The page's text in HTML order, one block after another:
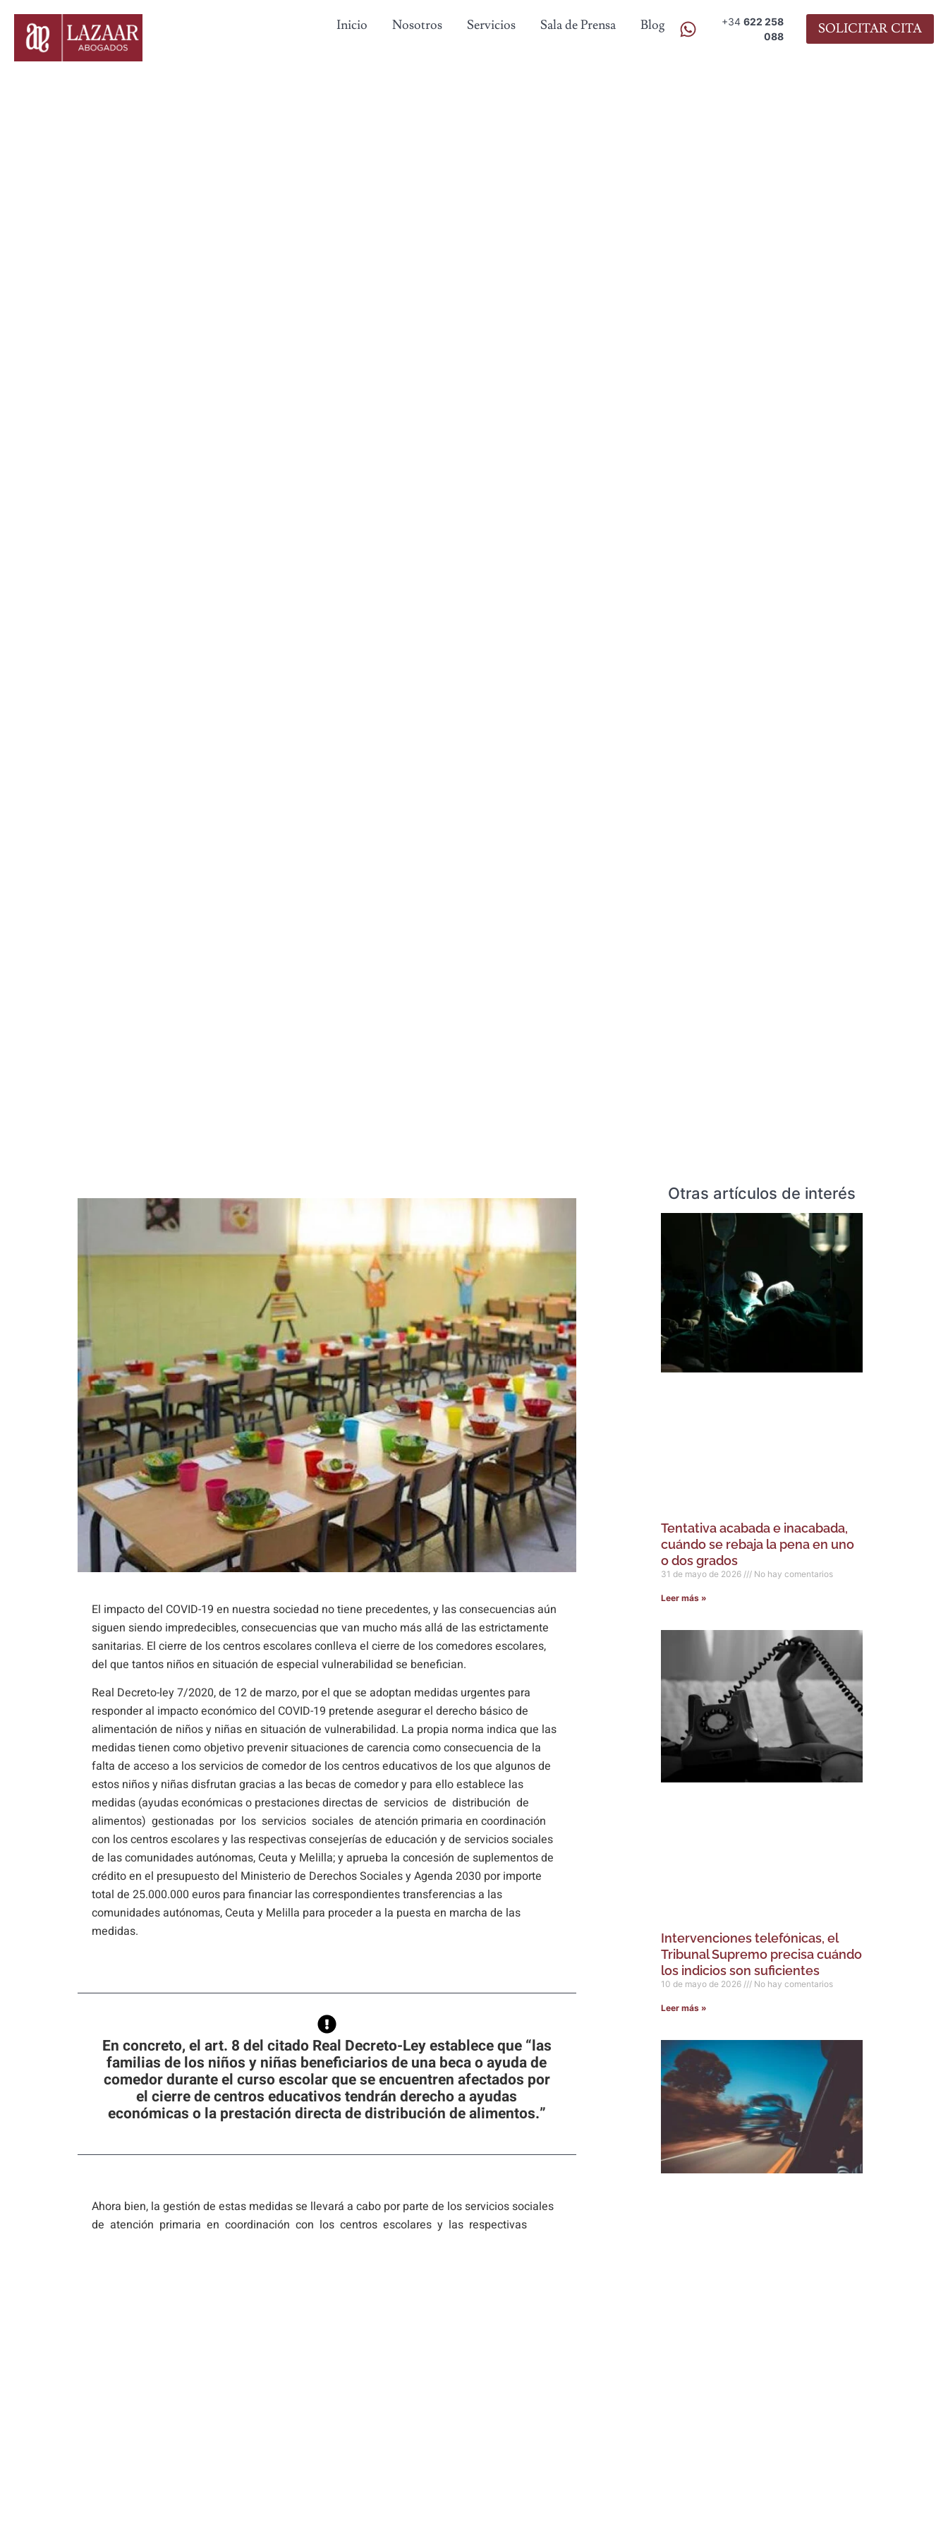
Inicio Nosotros Servicios Sala de Prensa Blog +34622 258
088
SOLICITAR CITA
El impacto del COVID-19 en nuestra sociedad no tiene precedentes, y las consecuencias aún
siguen siendo impredecibles, consecuencias que van mucho más allá de las estrictamente
sanitarias. El cierre de los centros escolares conlleva el cierre de los comedores escolares,
del que tantos niños en situación de especial vulnerabilidad se benefician.
Real Decreto-ley 7/2020, de 12 de marzo, por el que se adoptan medidas urgentes para
responder al impacto económico del COVID-19 pretende asegurar el derecho básico de
alimentación de niños y niñas en situación de vulnerabilidad. La propia norma indica que las
medidas tienen como objetivo prevenir situaciones de carencia como consecuencia de la
falta de acceso a los servicios de comedor de los centros educativos de los que algunos de
estos niños y niñas disfrutan gracias a las becas de comedor y para ello establece las
medidas (ayudas económicas o prestaciones directas de servicios de distribución de
alimentos) gestionadas por los servicios sociales de atención primaria en coordinación
con los centros escolares y las respectivas consejerías de educación y de servicios sociales
de las comunidades autónomas, Ceuta y Melilla; y aprueba la concesión de suplementos de
crédito en el presupuesto del Ministerio de Derechos Sociales y Agenda 2030 por importe
total de 25.000.000 euros para financiar las correspondientes transferencias a las
comunidades autónomas, Ceuta y Melilla para proceder a la puesta en marcha de las
medidas.
En concreto, el art. 8 del citado Real Decreto-Ley establece que “las
familias de los niños y niñas beneficiarios de una beca o ayuda de
comedor durante el curso escolar que se encuentren afectados por
el cierre de centros educativos tendrán derecho a ayudas
económicas o la prestación directa de distribución de alimentos.”
Ahora bien, la gestión de estas medidas se llevará a cabo por parte de los servicios sociales
de atención primaria en coordinación con los centros escolares y las respectivas
Otras artículos de interés
Tentativa acabada e inacabada,
cuándo se rebaja la pena en uno
o dos grados
31 de mayo de 2026 No hay comentarios
Leer más »
Intervenciones telefónicas, el
Tribunal Supremo precisa cuándo
los indicios son suficientes
10 de mayo de 2026 No hay comentarios
Leer más »